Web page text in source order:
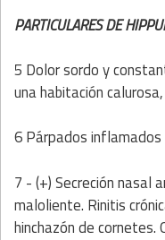
PARTICULARES DE
5 Dolor sordo y
una habitación
6 Párpados inflamados
7 - (+) Secreción nasal
maloliente. Rinitis
hinchazón de cornetes.